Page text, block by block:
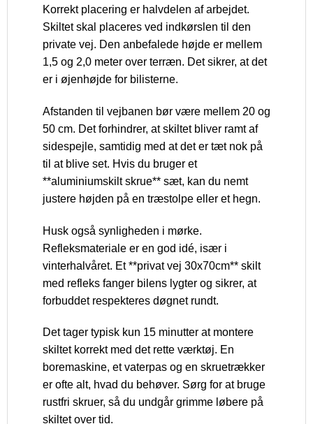
Korrekt placering er halvdelen af arbejdet.
Skiltet skal placeres ved indkørslen til den
private vej. Den anbefalede højde er mellem
1,5 og 2,0 meter over terræn. Det sikrer, at det
er i øjenhøjde for bilisterne.
Afstanden til vejbanen bør være mellem 20 og
50 cm. Det forhindrer, at skiltet bliver ramt af
sidespejle, samtidig med at det er tæt nok på
til at blive set. Hvis du bruger et
**aluminiumskilt skrue** sæt, kan du nemt
justere højden på en træstolpe eller et hegn.
Husk også synligheden i mørke.
Refleksmateriale er en god idé, især i
vinterhalvåret. Et **privat vej 30x70cm** skilt
med refleks fanger bilens lygter og sikrer, at
forbuddet respekteres døgnet rundt.
Det tager typisk kun 15 minutter at montere
skiltet korrekt med det rette værktøj. En
boremaskine, et vaterpas og en skruetrækker
er ofte alt, hvad du behøver. Sørg for at bruge
rustfri skruer, så du undgår grimme løbere på
skiltet over tid.